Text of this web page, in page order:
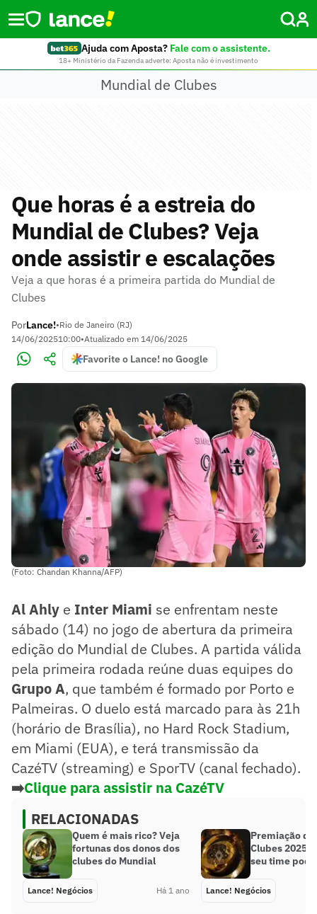
Ajuda com Aposta? Fale com o assistente.
18+ Ministério da Fazenda adverte: Aposta não é investimento
Mundial de Clubes
Que horas é a estreia do
Mundial de Clubes? Veja
onde assistir e escalações
Veja a que horas é a primeira partida do Mundial de
Clubes
PorLance!•Rio de Janeiro (RJ)
14/06/202510:00•Atualizado em 14/06/2025
Favorite o Lance! no Google
(Foto: Chandan Khanna/AFP)
Al Ahly e Inter Miami se enfrentam neste
sábado (14) no jogo de abertura da primeira
edição do Mundial de Clubes. A partida válida
pela primeira rodada reúne duas equipes do
Grupo A, que também é formado por Porto e
Palmeiras. O duelo está marcado para às 21h
(horário de Brasília), no Hard Rock Stadium,
em Miami (EUA), e terá transmissão da
CazéTV (streaming) e SporTV (canal fechado).
➡️Clique para assistir na CazéTV
RELACIONADAS
Quem é mais rico? Veja
fortunas dos donos dos
clubes do Mundial
Lance! Negócios Há 1 ano
Premiação
Clubes 2025:
seu time
Lance! Negócios